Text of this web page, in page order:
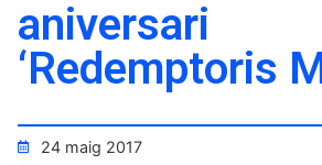
aniversari
‘Redemptoris
24 maig 2017